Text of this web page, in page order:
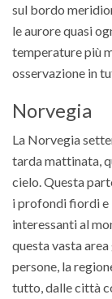
sul bordo
le aurore quasi
temperature più
osservazione in
Norvegia
La Norvegia
tarda mattinata,
cielo. Questa
i profondi fiordi e
interessanti al
questa vasta
persone, la
tutto, dalle città